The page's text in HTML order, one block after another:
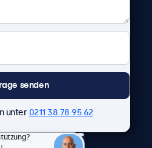
Deutsch
senden
unter 0211 38 78 95 62